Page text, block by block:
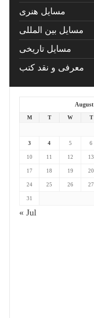
مسايل هنری
مسایل بین المللی
مسایل تاریخی
معرفی و نقد کتب
August
M T W T
3 4 5 6
10 11 12 13
17 18 19 20
24 25 26 27
31
« Jul